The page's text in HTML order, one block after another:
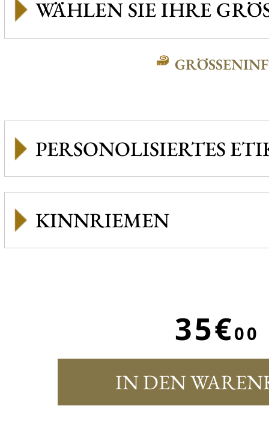
GRÖSSENINFO
PERSONOLISIERTES
KINNRIEMEN
35€00
IN DEN